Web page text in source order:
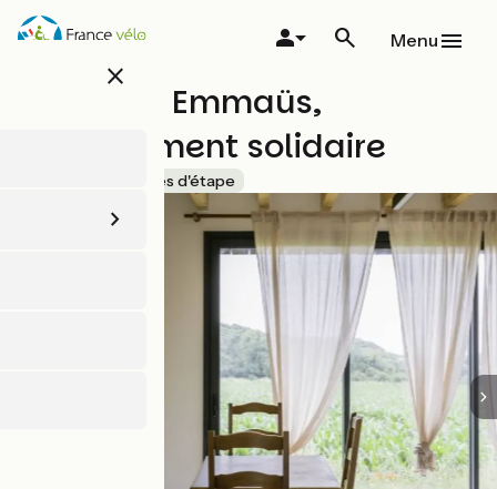
Aller
au
close
Menu
La Pointe Emmaüs,
hébergement solidaire
Gîtes d'étape